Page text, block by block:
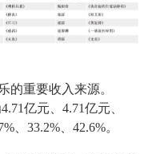
的重要收入来源。
亿元、4.71亿元、
、33.2%、42.6%。